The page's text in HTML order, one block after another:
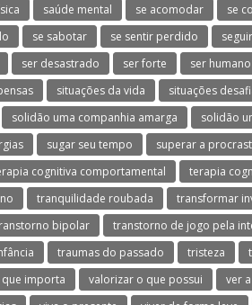
saúde mental se acomodar se
se sabotar se sentir perdido
ser desastrado ser forte ser humano
situações da vida situações
solidão uma companhia amarga solidão
sugar seu tempo superar a
cognitiva comportamental terapia
tranquilidade roubada transformar
bipolar transtorno de jogo pela
traumas do passado tristeza
importa valorizar o que possui ver